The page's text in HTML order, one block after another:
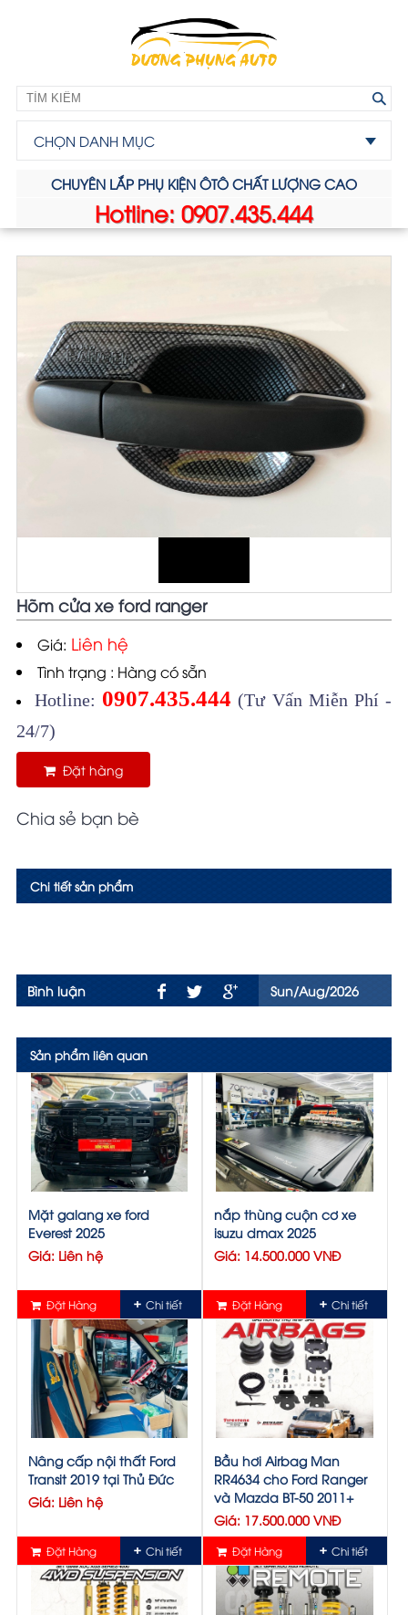
CHỌN DANH MỤC
CHUYÊN LẮP PHỤ KIỆN ÔTÔ CHẤT LƯỢNG CAO
Hotline: 0907.435.444
Hõm cửa xe ford ranger
Giá: Liên hệ
Tình trạng : Hàng có sẵn
Hotline: 0907.435.444 (Tư Vấn Miễn Phí -
24/7)
Đặt hàng
Chia sẻ bạn bè
Chi tiết sản phẩm
Bình luận Sun/Aug/2026
Sản phẩm liên quan
Mặt galang xe ford
Everest 2025
Giá: Liên hệ
Đặt Hàng Chi tiết
nắp thùng cuộn cơ xe
isuzu dmax 2025
Giá: 14.500.000 VNĐ
Đặt Hàng Chi tiết
Nâng cấp nội thất Ford
Transit 2019 tại Thủ Đức
Giá: Liên hệ
Đặt Hàng Chi tiết
Bầu hơi Airbag Man
RR4634 cho Ford Ranger
và Mazda BT-50 2011+
Giá: 17.500.000 VNĐ
Đặt Hàng Chi tiết